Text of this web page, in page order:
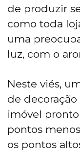
de produzir
como toda
uma
luz, com o
Neste viés,
de
imóvel
pontos
os pontos